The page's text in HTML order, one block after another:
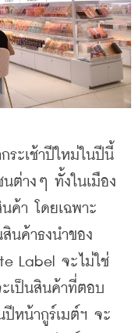
ะเช้าปีใหม่ในปีนี้
ต่างๆ ทั้งในเมือง
ค้า โดยเฉพาะ
นค้าธงนำของ
Label จะไม่ใช่
เป็นสินค้าที่ตอบ
ปีหน้ากูร์เมต์ฯ จะ